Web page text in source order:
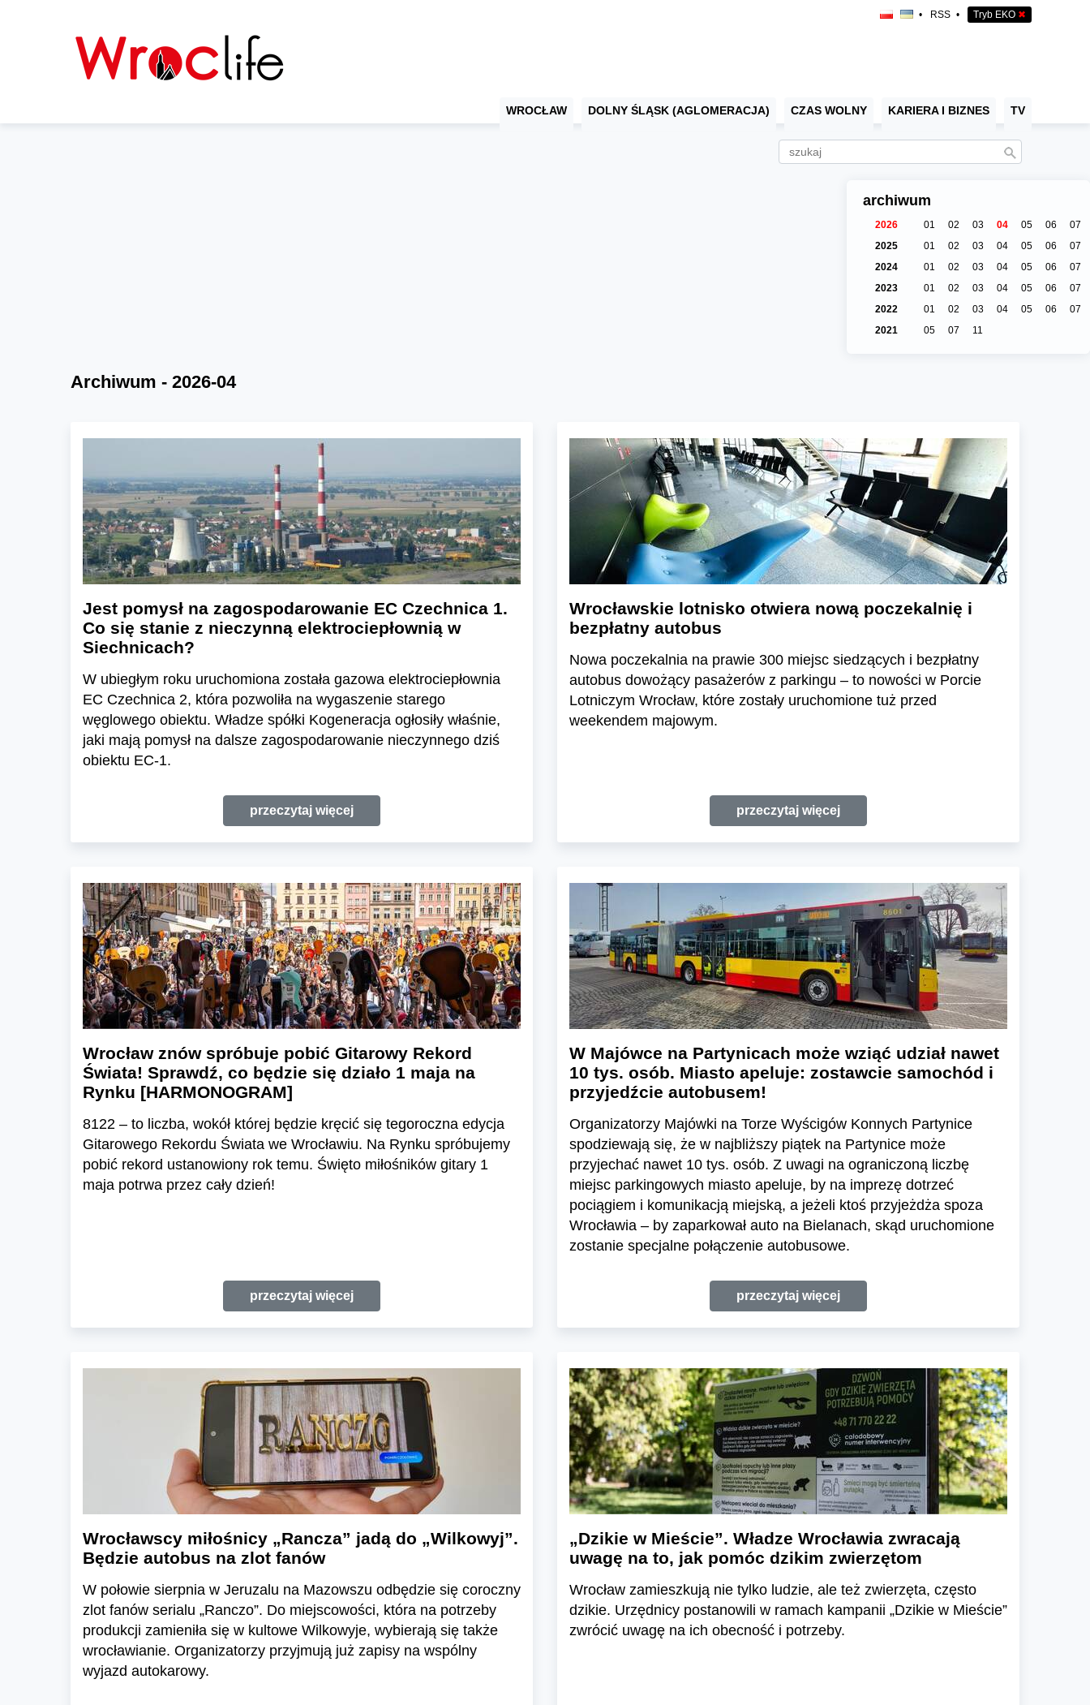
• RSS • Tryb EKO ✖
WROCŁAW DOLNY ŚLĄSK (AGLOMERACJA) CZAS WOLNY KARIERA I BIZNES TV
archiwum
2026 01 02 03 04 05 06
07
2025
01 02 03 04 05 06
07
2024
01 02 03 04 05 06
07
2023
01 02 03 04 05 06
07
2022
01 02 03 04 05 06
07
2021
05 07 11
Archiwum - 2026-04
Jest pomysł na zagospodarowanie EC Czechnica 1.
Co się stanie z nieczynną elektrociepłownią w
Siechnicach?
W ubiegłym roku uruchomiona została gazowa elektrociepłownia
EC Czechnica 2, która pozwoliła na wygaszenie starego
węglowego obiektu. Władze spółki Kogeneracja ogłosiły właśnie,
jaki mają pomysł na dalsze zagospodarowanie nieczynnego dziś
obiektu EC-1.
przeczytaj więcej
Wrocławskie lotnisko otwiera nową poczekalnię i
bezpłatny autobus
Nowa poczekalnia na prawie 300 miejsc siedzących i bezpłatny
autobus dowożący pasażerów z parkingu – to nowości w Porcie
Lotniczym Wrocław, które zostały uruchomione tuż przed
weekendem majowym.
przeczytaj więcej
Wrocław znów spróbuje pobić Gitarowy Rekord
Świata! Sprawdź, co będzie się działo 1 maja na
Rynku [HARMONOGRAM]
8122 – to liczba, wokół której będzie kręcić się tegoroczna edycja
Gitarowego Rekordu Świata we Wrocławiu. Na Rynku spróbujemy
pobić rekord ustanowiony rok temu. Święto miłośników gitary 1
maja potrwa przez cały dzień!
przeczytaj więcej
W Majówce na Partynicach może wziąć udział nawet
10 tys. osób. Miasto apeluje: zostawcie samochód i
przyjedźcie autobusem!
Organizatorzy Majówki na Torze Wyścigów Konnych Partynice
spodziewają się, że w najbliższy piątek na Partynice może
przyjechać nawet 10 tys. osób. Z uwagi na ograniczoną liczbę
miejsc parkingowych miasto apeluje, by na imprezę dotrzeć
pociągiem i komunikacją miejską, a jeżeli ktoś przyjeżdża spoza
Wrocławia – by zaparkował auto na Bielanach, skąd uruchomione
zostanie specjalne połączenie autobusowe.
przeczytaj więcej
Wrocławscy miłośnicy „Rancza” jadą do „Wilkowyj”.
Będzie autobus na zlot fanów
W połowie sierpnia w Jeruzalu na Mazowszu odbędzie się coroczny
zlot fanów serialu „Ranczo”. Do miejscowości, która na potrzeby
produkcji zamieniła się w kultowe Wilkowyje, wybierają się także
wrocławianie. Organizatorzy przyjmują już zapisy na wspólny
wyjazd autokarowy.
„Dzikie w Mieście”. Władze Wrocławia zwracają
uwagę na to, jak pomóc dzikim zwierzętom
Wrocław zamieszkują nie tylko ludzie, ale też zwierzęta, często
dzikie. Urzędnicy postanowili w ramach kampanii „Dzikie w Mieście”
zwrócić uwagę na ich obecność i potrzeby.